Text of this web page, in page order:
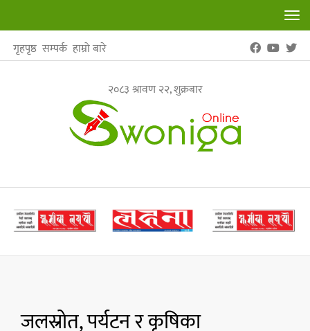
गृहपृष्ठ सम्पर्क हाम्रो बारे
२०८३ श्रावण २२, शुक्रबार
जलस्रोत, पर्यटन र कृषिका